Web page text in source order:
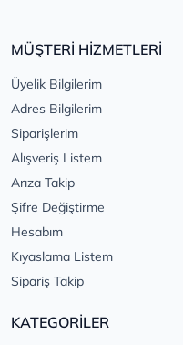
MÜŞTERİ HİZMETLERİ
Üyelik Bilgilerim
Adres Bilgilerim
Siparişlerim
Alışveriş Listem
Arıza Takip
Şifre Değiştirme
Hesabım
Kıyaslama Listem
Sipariş Takip
KATEGORİLER